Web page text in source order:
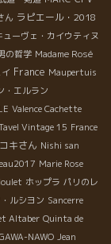
ん ラピエール・2018
ーヴェ・カイウティヌ
の哲学 Madame Rosé
France Maupertuis
・エルラン
Valence Cachette
Vintage 15 France
キさん Nishi san
Marie Rose
ホップラ パリのレ
ルシヨン Sancerre
Altaber Quinta de
NAWO Jean